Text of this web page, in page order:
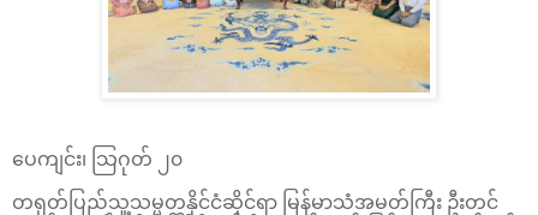
ပေကျင်း၊ သြဂုတ် ၂၀
တရုတ်ပြည်သူ့သမ္မတနိုင်ငံဆိုင်ရာ မြန်မာသံအမတ်ကြီး ဦးတင်